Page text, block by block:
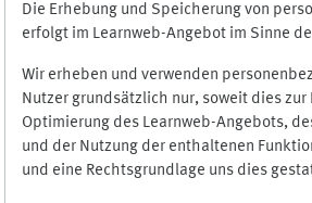
Die Erhebung und Speicherung von
erfolgt im Learnweb-Angebot im Sinne
Wir erheben und verwenden
Nutzer grundsätzlich nur, soweit dies
Optimierung des Learnweb-Angebots,
und der Nutzung der enthaltenen
und eine Rechtsgrundlage uns dies